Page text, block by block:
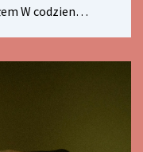
W codzien…